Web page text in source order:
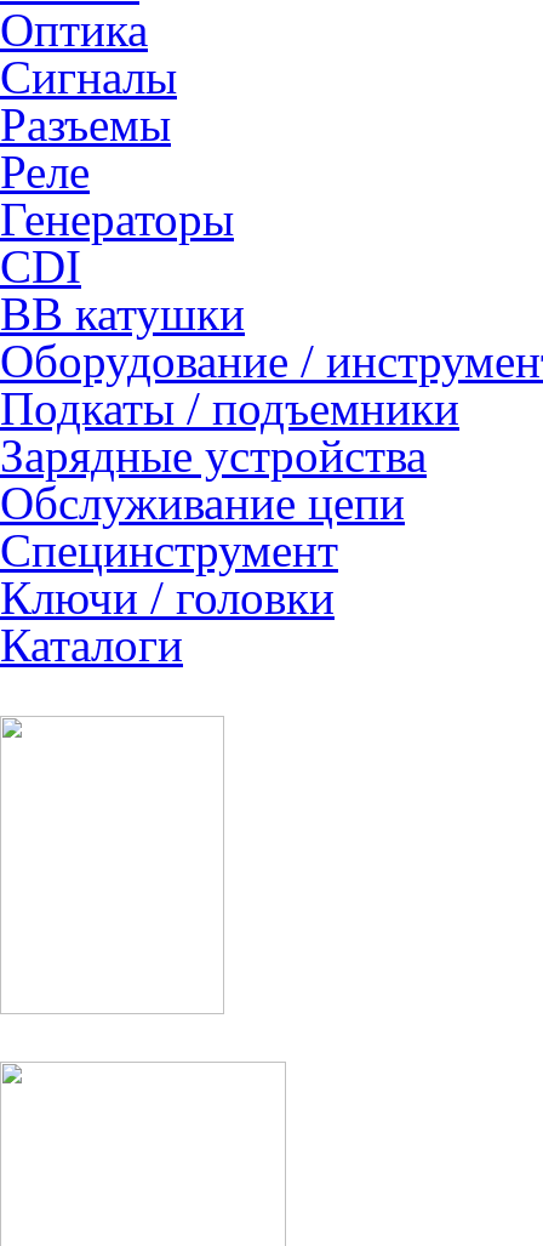
Оптика
Сигналы
Разъемы
Реле
Генераторы
CDI
ВВ катушки
Оборудование /
Подкаты / подъемники
Зарядные устройства
Обслуживание цепи
Специнструмент
Ключи / головки
Каталоги